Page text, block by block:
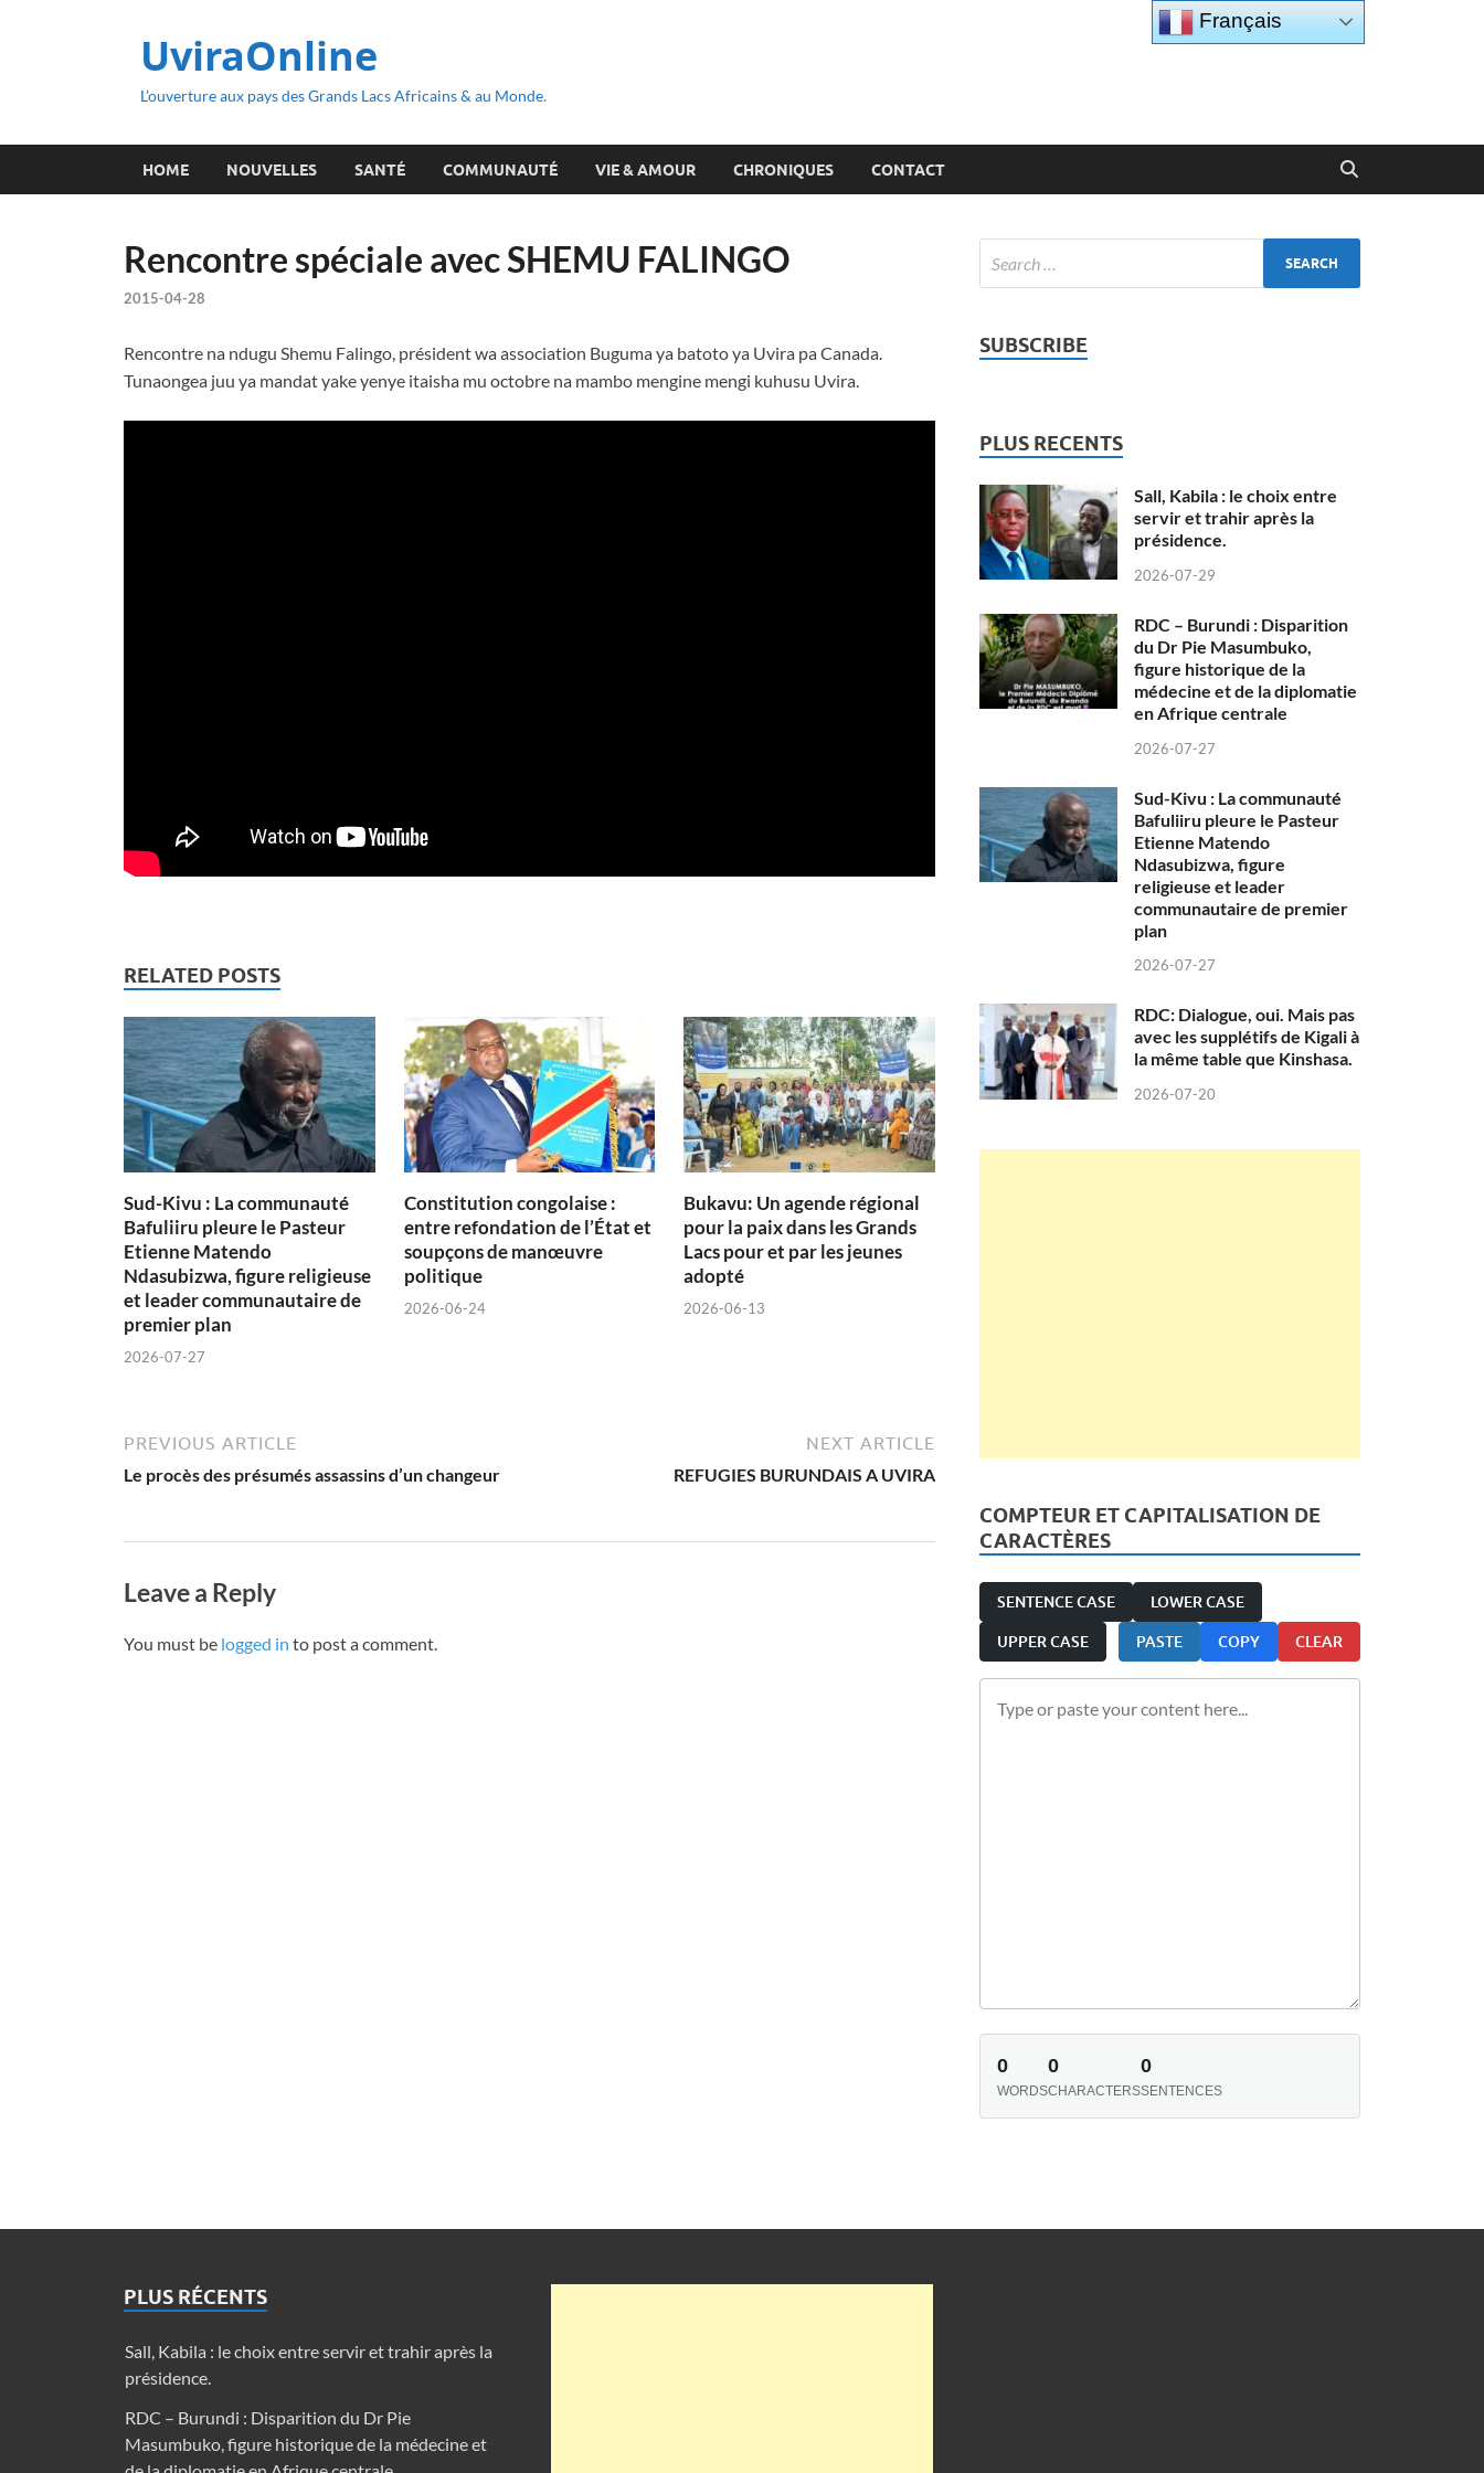
UviraOnline
L’ouverture aux pays des Grands Lacs Africains & au Monde.
HOME NOUVELLES SANTÉ COMMUNAUTÉ VIE & AMOUR CHRONIQUES CONTACT
Rencontre spéciale avec SHEMU FALINGO
2015-04-28
Rencontre na ndugu Shemu Falingo, président wa association Buguma ya batoto ya Uvira pa Canada.
Tunaongea juu ya mandat yake yenye itaisha mu octobre na mambo mengine mengi kuhusu Uvira.
RELATED POSTS
Sud-Kivu : La communauté
Bafuliiru pleure le Pasteur
Etienne Matendo
Ndasubizwa, figure religieuse
et leader communautaire de
premier plan
2026-07-27
Constitution congolaise :
entre refondation de l’État et
soupçons de manœuvre
politique
2026-06-24
Bukavu: Un agende régional
pour la paix dans les Grands
Lacs pour et par les jeunes
adopté
2026-06-13
PREVIOUS ARTICLE
Le procès des présumés assassins d’un changeur
NEXT ARTICLE
REFUGIES BURUNDAIS A UVIRA
Leave a Reply
You must be logged in to post a comment.
SUBSCRIBE
PLUS RECENTS
Sall, Kabila : le choix entre
servir et trahir après la
présidence.
2026-07-29
RDC – Burundi : Disparition
du Dr Pie Masumbuko,
figure historique de la
médecine et de la diplomatie
en Afrique centrale
2026-07-27
Sud-Kivu : La communauté
Bafuliiru pleure le Pasteur
Etienne Matendo
Ndasubizwa, figure
religieuse et leader
communautaire de premier
plan
2026-07-27
RDC: Dialogue, oui. Mais pas
avec les supplétifs de Kigali à
la même table que Kinshasa.
2026-07-20
COMPTEUR ET CAPITALISATION DE
CARACTÈRES
SENTENCE CASE LOWER CASE
UPPER CASE PASTE COPY CLEAR
0
WORDS
0
CHARACTERS
0
SENTENCES
PLUS RÉCENTS
Sall, Kabila : le choix entre servir et trahir après la
présidence.
RDC – Burundi : Disparition du Dr Pie
Masumbuko, figure historique de la médecine et
Français